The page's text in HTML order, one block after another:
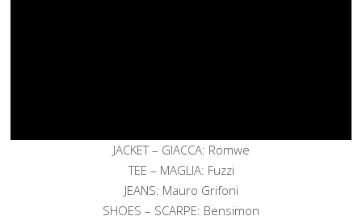
JACKET – GIACCA: Romwe
TEE – MAGLIA: Fuzzi
JEANS: Mauro Grifoni
SHOES – SCARPE: Bensimon